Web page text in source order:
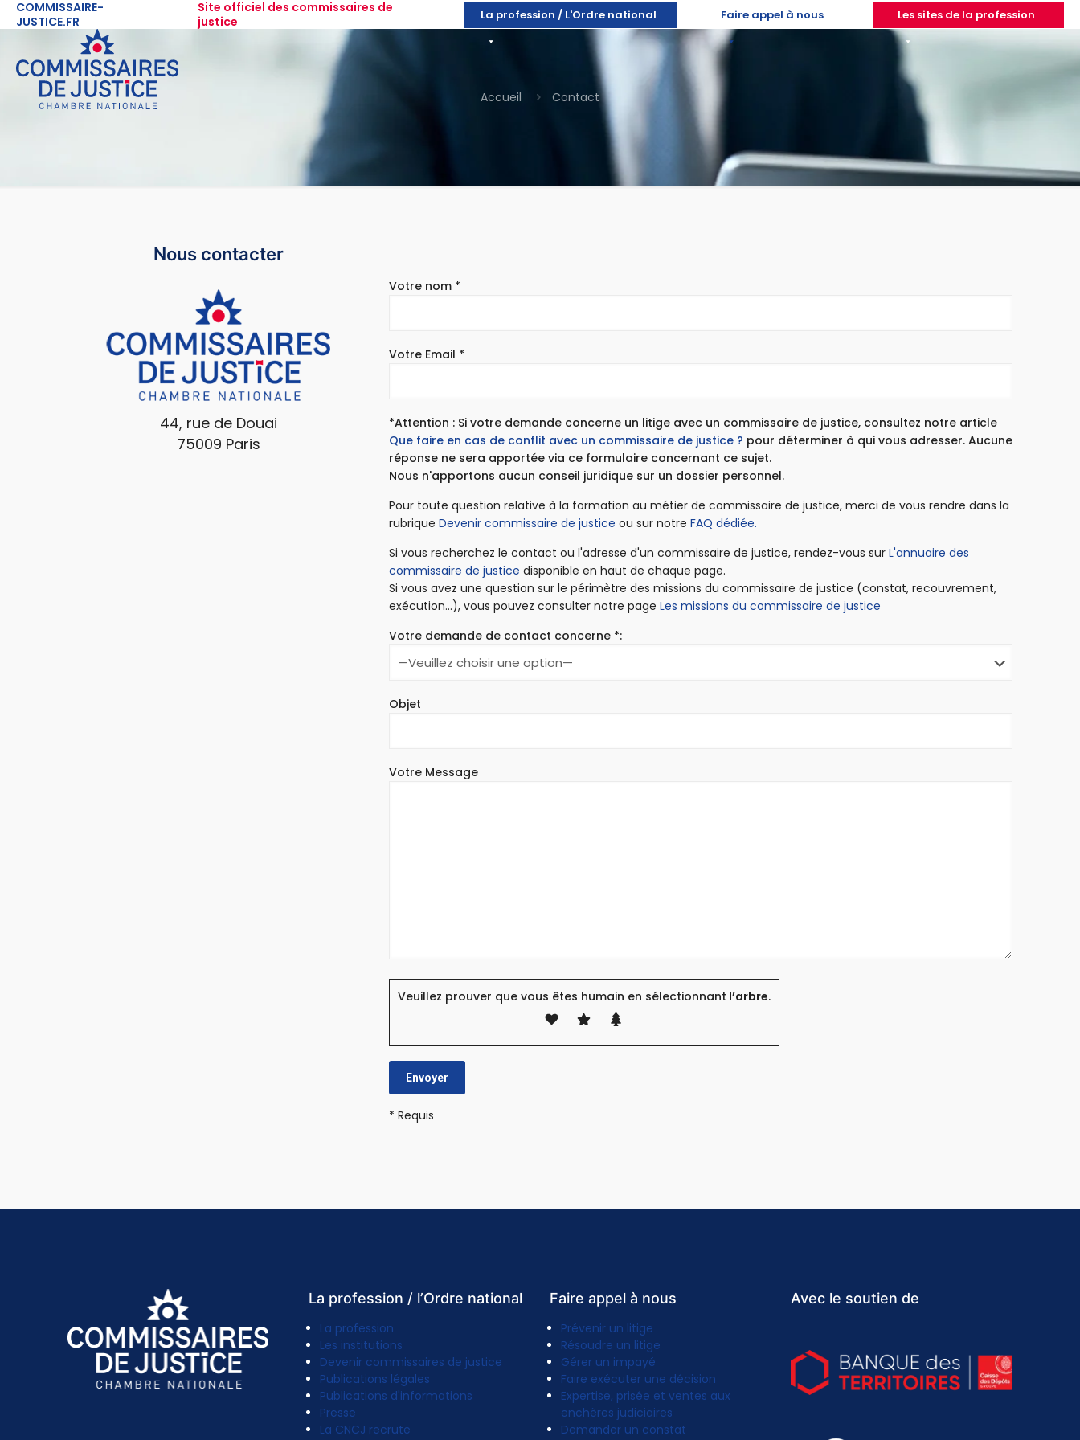
COMMISSAIRE-
JUSTICE.FR
Site officiel des commissaires de
justice
La profession / L'Ordre national Faire appel à nous Les sites de la profession
Accueil Contact
Nous contacter
44, rue de Douai
75009 Paris
Votre nom *
Votre Email *
*Attention : Si votre demande concerne un litige avec un commissaire de justice, consultez notre article
Que faire en cas de conflit avec un commissaire de justice ? pour déterminer à qui vous adresser. Aucune
réponse ne sera apportée via ce formulaire concernant ce sujet.
Nous n'apportons aucun conseil juridique sur un dossier personnel.
Pour toute question relative à la formation au métier de commissaire de justice, merci de vous rendre dans la
rubrique Devenir commissaire de justice ou sur notre FAQ dédiée.
Si vous recherchez le contact ou l'adresse d'un commissaire de justice, rendez-vous sur L'annuaire des
commissaire de justice disponible en haut de chaque page.
Si vous avez une question sur le périmètre des missions du commissaire de justice (constat, recouvrement,
exécution…), vous pouvez consulter notre page Les missions du commissaire de justice
Votre demande de contact concerne *:
Objet
Votre Message
Veuillez prouver que vous êtes humain en sélectionnant l’arbre.
* Requis
La profession / l’Ordre national
La profession
Les institutions
Devenir commissaires de justice
Publications légales
Publications d'informations
Presse
La CNCJ recrute
Faire appel à nous
Prévenir un litige
Résoudre un litige
Gérer un impayé
Faire exécuter une décision
Expertise, prisée et ventes aux
enchères judiciaires
Demander un constat
Avec le soutien de